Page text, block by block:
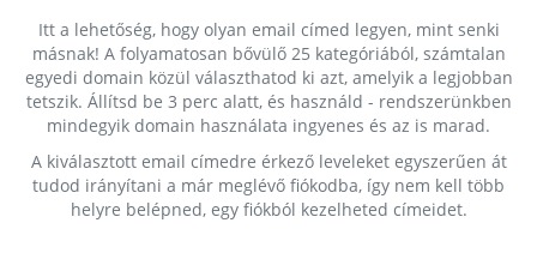
Itt a lehetőség, hogy olyan email címed legyen, mint senki
másnak! A folyamatosan bővülő 25 kategóriából, számtalan
egyedi domain közül választhatod ki azt, amelyik a legjobban
tetszik. Állítsd be 3 perc alatt, és használd - rendszerünkben
mindegyik domain használata ingyenes és az is marad.
A kiválasztott email címedre érkező leveleket egyszerűen át
tudod irányítani a már meglévő fiókodba, így nem kell több
helyre belépned, egy fiókból kezelheted címeidet.